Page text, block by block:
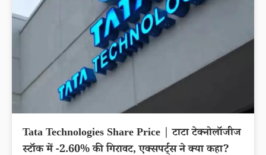
Tata Technologies Share Price | टाटा टेक्नोलॉजीज
स्टॉक में -2.60% की गिरावट, एक्सपर्ट्स ने क्या कहा?